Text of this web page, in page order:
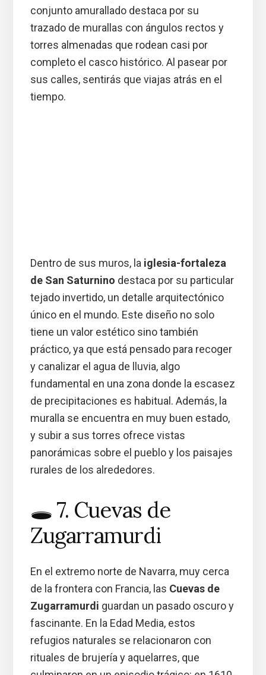
conjunto amurallado destaca por su
trazado de murallas con ángulos rectos y
torres almenadas que rodean casi por
completo el casco histórico. Al pasear por
sus calles, sentirás que viajas atrás en el
tiempo.
Dentro de sus muros, la iglesia-fortaleza
de San Saturnino destaca por su particular
tejado invertido, un detalle arquitectónico
único en el mundo. Este diseño no solo
tiene un valor estético sino también
práctico, ya que está pensado para recoger
y canalizar el agua de lluvia, algo
fundamental en una zona donde la escasez
de precipitaciones es habitual. Además, la
muralla se encuentra en muy buen estado,
y subir a sus torres ofrece vistas
panorámicas sobre el pueblo y los paisajes
rurales de los alrededores.
🕳️ 7. Cuevas de
Zugarramurdi
En el extremo norte de Navarra, muy cerca
de la frontera con Francia, las Cuevas de
Zugarramurdi guardan un pasado oscuro y
fascinante. En la Edad Media, estos
refugios naturales se relacionaron con
rituales de brujería y aquelarres, que